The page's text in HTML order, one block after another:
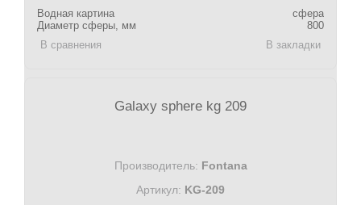
Водная картина
сфера
Диаметр сферы, мм
800
В сравнения
В закладки
Galaxy sphere kg 209
Производитель: Fontana
Артикул: KG-209